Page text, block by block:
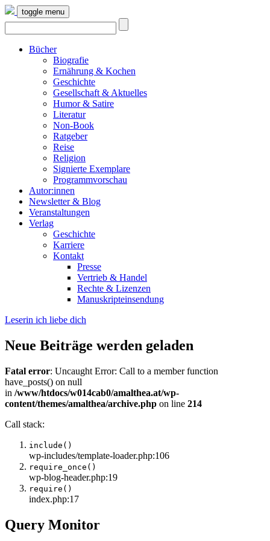
toggle menu
Bücher
Biografie
Ernährung & Kochen
Geschichte
Gesellschaft & Aktuelles
Humor & Satire
Literatur
Non-Book
Ratgeber
Reise
Religion
Signierte Exemplare
Programmvorschau
Autor:innen
Newsletter & Blog
Veranstaltungen
Verlag
Geschichte
Karriere
Kontakt
Presse
Vertrieb & Handel
Rechte & Lizenzen
Manuskripteinsendung
Leserin ich liebe dich
Neue Beiträge werden geladen
Fatal error: Uncaught Error: Call to a member function
have_posts() on null
in /www/htdocs/w014cab0/amalthea.at/wp-
content/themes/amalthea/archive.php on line 214
Call stack:
include()
wp-includes/template-loader.php:106
require_once()
wp-blog-header.php:19
require()
index.php:17
Query Monitor